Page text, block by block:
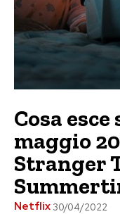
Cosa
maggio
Stranger
Netflix 30/04/2022